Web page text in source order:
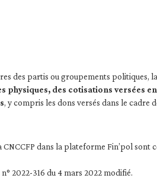
des partis ou groupements
des cotisations versées
, y compris les dons versés dans le cadre
dans la plateforme Fin’pol sont
2022-316 du 4 mars 2022 modifié.